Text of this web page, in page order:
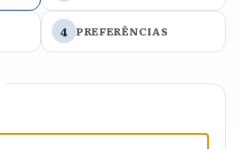
4 PREFERÊNCIAS